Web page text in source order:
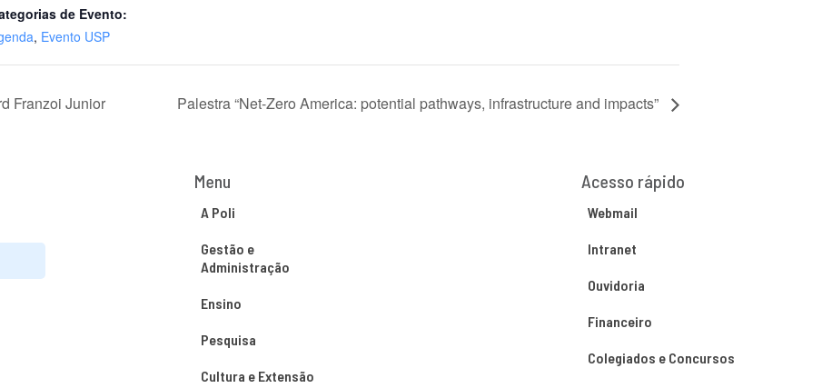
de Evento:
, Evento USP
Franzoi Junior Palestra “Net-Zero America: potential pathways, infrastructure and impacts”
Menu
A Poli
Gestão e
Administração
Ensino
Pesquisa
Cultura e Extensão
Acesso rápido
Webmail
Intranet
Ouvidoria
Financeiro
Colegiados e Concursos